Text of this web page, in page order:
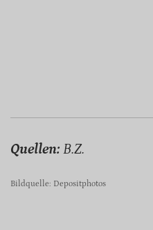
Quellen: B.Z.
Bildquelle: Depositphotos